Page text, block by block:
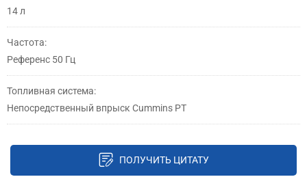
14 л
Частота:
Референс 50 Гц
Топливная система:
Непосредственный впрыск Cummins PT
ПОЛУЧИТЬ ЦИТАТУ